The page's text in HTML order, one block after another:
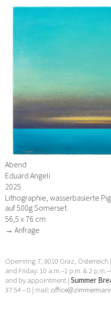
Abend
Eduard Angeli
2025
Lithographie, wasserbasierte
auf 500g Somerset
56,5 x 76 cm
→ Anfrage
Opernring 7, 8010 Graz,
and Friday: 10 a.m.–1 p.m. & 2
and by appointment | Summer
37 54 – 0 | mail: